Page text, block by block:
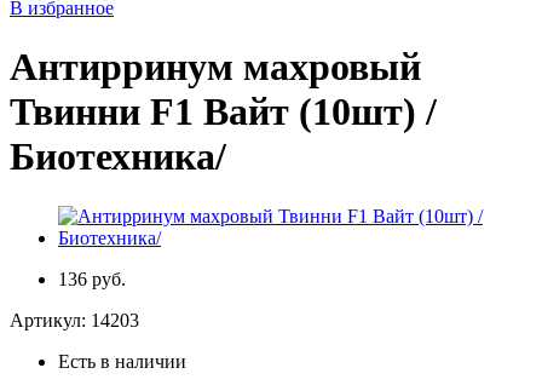
В избранное
Антирринум махровый
Твинни F1 Вайт (10шт) /
Биотехника/
136 руб.
Артикул: 14203
Есть в наличии